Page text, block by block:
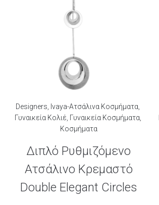
Designers Ivaya-Ατσάλινα Κοσμήματα
Γυναικεία Κολιέ Γυναικεία Κοσμήματα
Κοσμήματα
Διπλό Ρυθμιζόμενο
Ατσάλινο Κρεμαστό
Double Elegant Circles